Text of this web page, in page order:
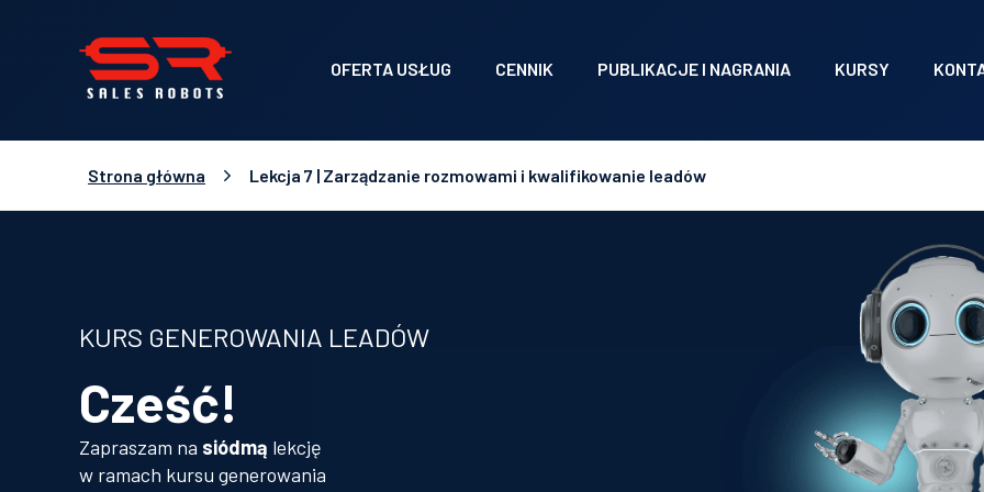
OFERTA USŁUG CENNIK PUBLIKACJE I NAGRANIA KURSY
Strona główna Lekcja 7 | Zarządzanie rozmowami i kwalifikowanie leadów
KURS GENEROWANIA LEADÓW
Cześć!
Zapraszam na siódmą lekcję
w ramach kursu generowania